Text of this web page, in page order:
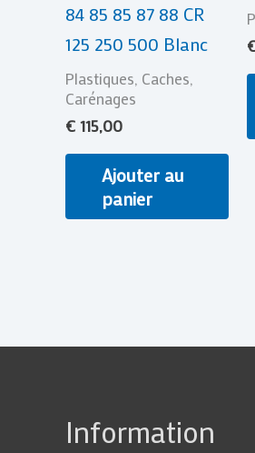
84 85 85 87 88 CR
125 250 500 Blanc
Plastiques, Caches,
Carénages
€ 115,00
Ajouter au
panier
Information